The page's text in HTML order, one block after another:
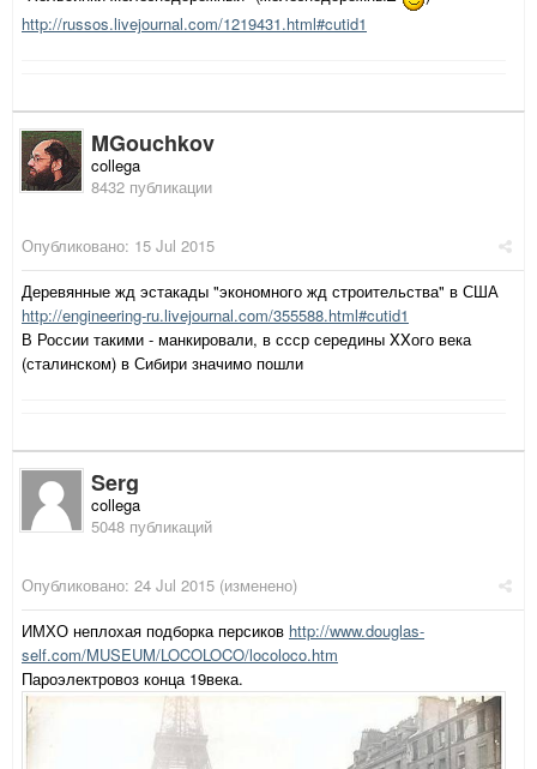
http://russos.livejournal.com/1219431.html#cutid1
MGouchkov
collega
8432 публикации
Опубликовано: 15 Jul 2015
Деревянные жд эстакады "экономного жд строительства" в США
http://engineering-ru.livejournal.com/355588.html#cutid1
В России такими - манкировали, в ссср середины XXого века
(сталинском) в Сибири значимо пошли
Serg
collega
5048 публикаций
Опубликовано: 24 Jul 2015 (изменено)
ИМХО неплохая подборка персиков http://www.douglas-
self.com/MUSEUM/LOCOLOCO/locoloco.htm
Пароэлектровоз конца 19века.